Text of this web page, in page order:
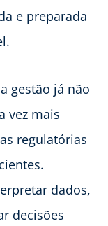
e preparada
gestão já não
vez mais
regulatórias
dados,
decisões